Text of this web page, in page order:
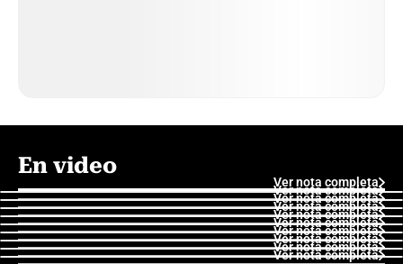
En video
Ver nota completa
Ver nota completa
Ver nota completa
Ver nota completa
Ver nota completa
Ver nota completa
Ver nota completa
Ver nota completa
Ver nota completa
Ver nota completa